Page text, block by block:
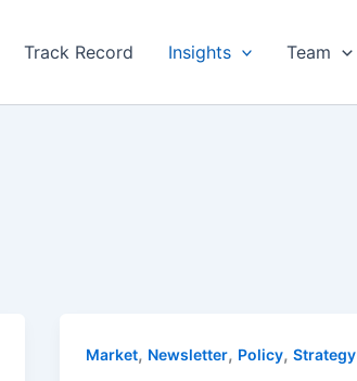
Track Record Insights Team
Market, Newsletter, Policy,Strategy